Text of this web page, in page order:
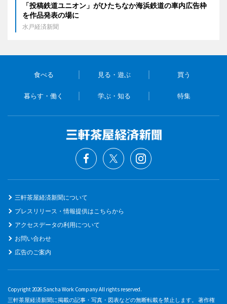
「投稿鉄道ユニオン」がひたちなか海浜鉄道の車内広告枠
を作品発表の場に
水戸経済新聞
食べる 見る・遊ぶ 買う
暮らす・働く 学ぶ・知る 特集
三軒茶屋経済新聞について
プレスリリース・情報提供はこちらから
アクセスデータの利用について
お問い合わせ
広告のご案内
Copyright 2026 Sancha Work Company All rights reserved.
三軒茶屋経済新聞に掲載の記事・写真・図表などの無断転載を禁止します。 著作権